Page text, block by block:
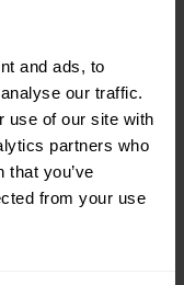
and ads, to
our traffic.
use of our site with
partners who
that you’ve
from your use